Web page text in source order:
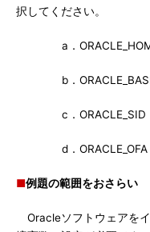
択してください。
a．
b．
c．ORACLE_SID
d．ORACLE_OFA
■例題の範囲をおさらい
Oracleソフトウェアを